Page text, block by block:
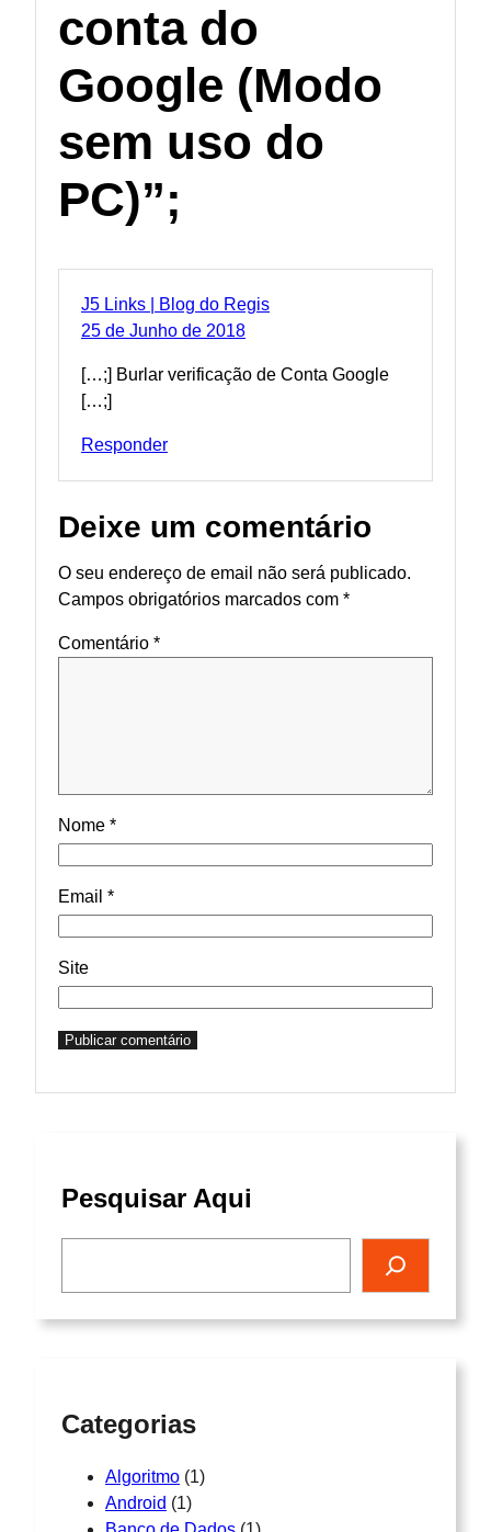
conta do
Google (Modo
sem uso do
PC)”;
J5 Links | Blog do Regis
25 de Junho de 2018
[…;] Burlar verificação de Conta Google
[…;]
Responder
Deixe um comentário
O seu endereço de email não será publicado.
Campos obrigatórios marcados com *
Comentário *
Nome *
Email *
Site
Pesquisar Aqui
Categorias
Algoritmo (1)
Android (1)